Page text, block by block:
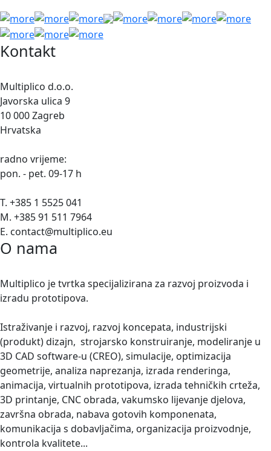
Kontakt
Multiplico d.o.o.
Javorska ulica 9
10 000 Zagreb
Hrvatska
radno vrijeme:
pon. - pet. 09-17 h
T. +385 1 5525 041
M. +385 91 511 7964
E. contact@multiplico.eu
O nama
Multiplico je tvrtka specijalizirana za razvoj proizvoda i
izradu prototipova.
Istraživanje i razvoj, razvoj koncepata, industrijski
(produkt) dizajn, strojarsko konstruiranje, modeliranje u
3D CAD software-u (CREO), simulacije, optimizacija
geometrije, analiza naprezanja, izrada renderinga,
animacija, virtualnih prototipova, izrada tehničkih crteža,
3D printanje, CNC obrada, vakumsko lijevanje djelova,
završna obrada, nabava gotovih komponenata,
komunikacija s dobavljačima, organizacija proizvodnje,
kontrola kvalitete...